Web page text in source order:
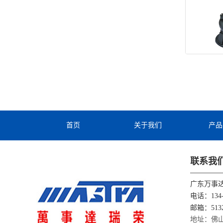
首页 关于我们 产
联系我
广东万事
电话：
邮箱：
地址：佛